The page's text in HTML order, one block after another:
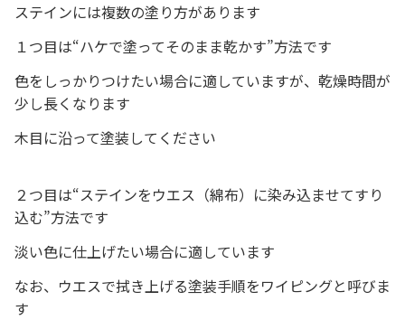
ステインには複数の塗り方があります
１つ目は“ハケで塗ってそのまま乾かす”方法です
色をしっかりつけたい場合に適していますが、乾燥時間が
少し長くなります
木目に沿って塗装してください
２つ目は“ステインをウエス（綿布）に染み込ませてすり
込む”方法です
淡い色に仕上げたい場合に適しています
なお、ウエスで拭き上げる塗装手順をワイピングと呼びま
す